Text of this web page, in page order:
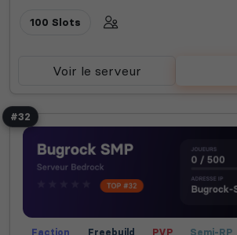
100 Slots
Voir le serveur
#32
Faction Freebuild PVP Semi-RP